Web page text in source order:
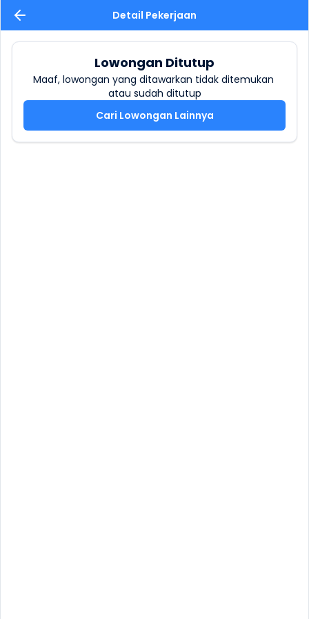
Detail Pekerjaan
Lowongan Ditutup
Maaf, lowongan yang ditawarkan tidak ditemukan
atau sudah ditutup
Cari Lowongan Lainnya